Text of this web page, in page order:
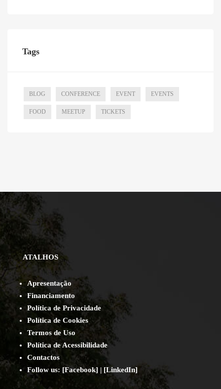
Tags
BLOG CONFERENCE EVENT EVENTS
FOOD MEETUP TICKETS
ATALHOS
Apresentação
Financiamento
Política de Privacidade
Política de Cookies
Termos de Uso
Política de Acessibilidade
Contactos
Follow us: [Facebook] | [LinkedIn]